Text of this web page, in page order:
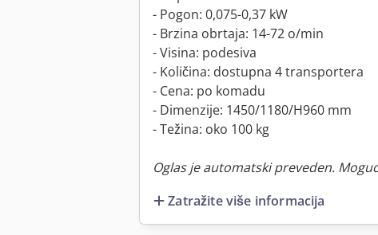
- Pogon: 0,075-0,37 kW
- Brzina obrtaja: 14-72 o/min
- Visina: podesiva
- Količina: dostupna 4 transportera
- Cena: po komadu
- Dimenzije: 1450/1180/H960 mm
- Težina: oko 100 kg
Oglas je automatski preveden.
Zatražite više informacija